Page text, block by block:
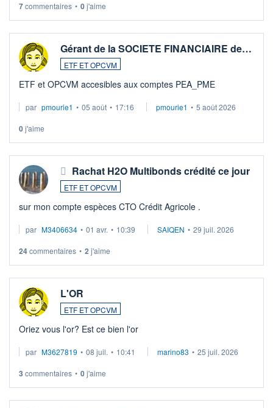
7commentaires • 0j'aime
Gérant de la SOCIETE FINANCIAIRE de…
ETF ET OPCVM
ETF et OPCVM accesibles aux comptes PEA_PME
par pmourie1 • 05 août • 17:16 pmourie1 • 5 août 2026
0j'aime
Rachat H2O Multibonds crédité ce jour
ETF ET OPCVM
sur mon compte espèces CTO Crédit Agricole .
par M3406634 • 01 avr. • 10:39 SAIQEN • 29 juil. 2026
24commentaires • 2 j'aime
L'OR
ETF ET OPCVM
Oriez vous l'or? Est ce bien l'or
par M3627819 • 08 juil. • 10:41 marino83 • 25 juil. 2026
3 commentaires • 0j'aime